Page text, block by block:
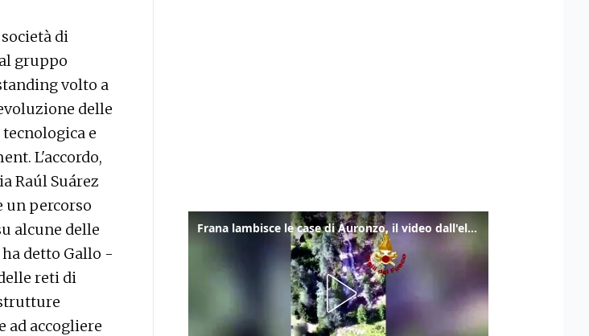
di
gruppo
volto a
delle
e
L'accordo,
Raúl Suárez
un percorso
alcune delle
detto Gallo -
reti di
ad accogliere
Frana lambisce le case di Auronzo, il video dall'elicottero dei vigili del fuoco